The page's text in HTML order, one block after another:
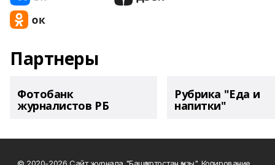
Партнеры
Фотобанк
журналистов РБ
Рубрика "Еда и
напитки"